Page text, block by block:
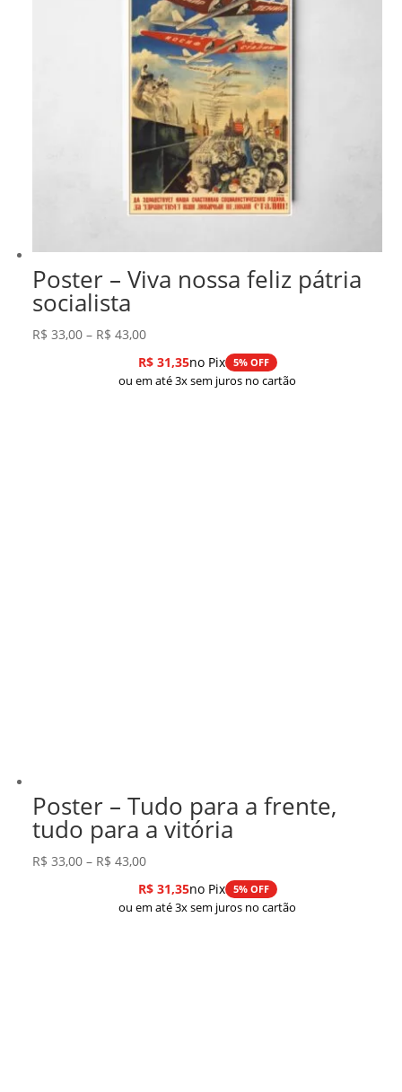
Poster – Viva nossa feliz pátria
socialista
R$ 33,00 – R$ 43,00Faixa
de
preço:
R$31,35no Pix 5% OFF
ou em até 3x sem juros no cartão
Poster – Tudo para a frente,
tudo para a vitória
R$ 33,00 – R$ 43,00Faixa
de
preço:
R$31,35no Pix 5% OFF
ou em até 3x sem juros no cartão